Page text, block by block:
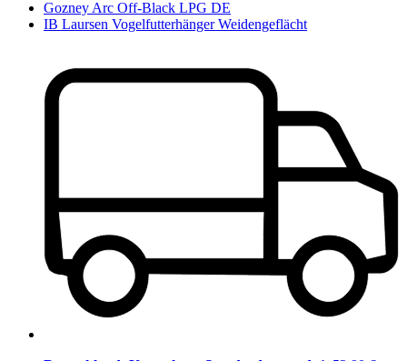
Gozney Arc Off-Black LPG DE
IB Laursen Vogelfutterhänger Weidengeflächt